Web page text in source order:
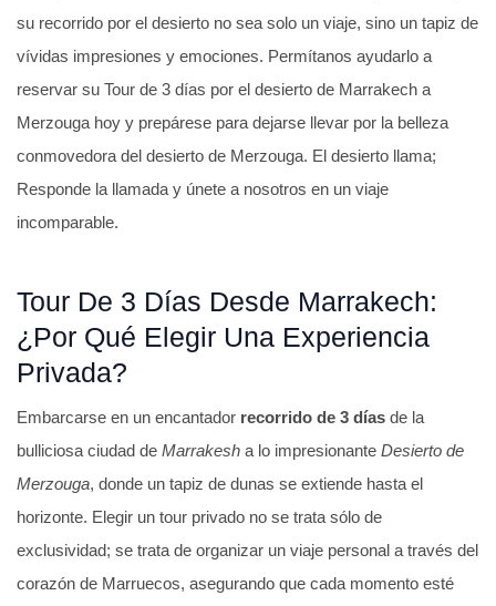
su recorrido por el desierto no sea solo un viaje, sino un tapiz de
vívidas impresiones y emociones. Permítanos ayudarlo a
reservar su Tour de 3 días por el desierto de Marrakech a
Merzouga hoy y prepárese para dejarse llevar por la belleza
conmovedora del desierto de Merzouga. El desierto llama;
Responde la llamada y únete a nosotros en un viaje
incomparable.
Tour De 3 Días Desde Marrakech:
¿Por Qué Elegir Una Experiencia
Privada?
Embarcarse en un encantador recorrido de 3 días de la
bulliciosa ciudad de Marrakesh a lo impresionante Desierto de
Merzouga, donde un tapiz de dunas se extiende hasta el
horizonte. Elegir un tour privado no se trata sólo de
exclusividad; se trata de organizar un viaje personal a través del
corazón de Marruecos, asegurando que cada momento esté